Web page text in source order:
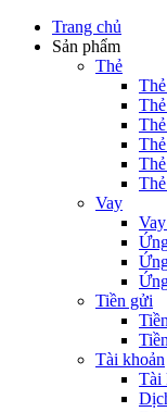
Trang chủ
Sản phẩm
Thẻ
Vay
Tiền gửi
Tài khoản
Tài